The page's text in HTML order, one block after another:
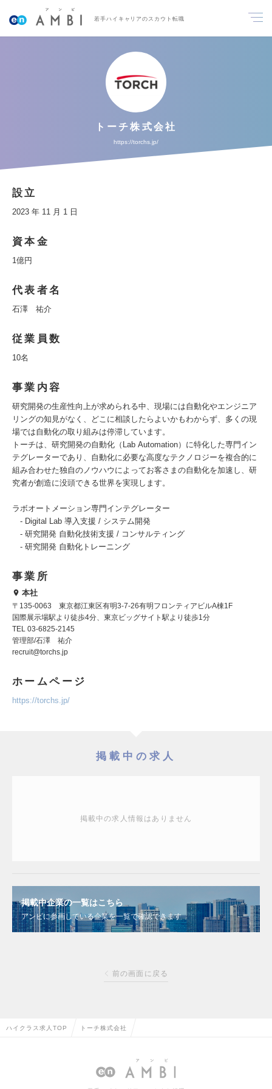
若手ハイキャリアのスカウト転職
トーチ株式会社
https://torchs.jp/
設立
2023 年 11 月 1 日
資本金
1億円
代表者名
石澤 祐介
従業員数
10名
事業内容
研究開発の生産性向上が求められる中、現場には自動化やエンジニア
リングの知見がなく、どこに相談したらよいかもわからず、多くの現
場では自動化の取り組みは停滞しています。
トーチは、研究開発の自動化（Lab Automation）に特化した専門イン
テグレーターであり、自動化に必要な高度なテクノロジーを複合的に
組み合わせた独自のノウハウによってお客さまの自動化を加速し、研
究者が創造に没頭できる世界を実現します。
ラボオートメーション専門インテグレーター
- Digital Lab 導入支援 / システム開発
- 研究開発 自動化技術支援 / コンサルティング
- 研究開発 自動化トレーニング
事業所
本社
〒135-0063 東京都江東区有明3-7-26有明フロンティアビルA棟1F
国際展示場駅より徒歩4分、東京ビッグサイト駅より徒歩1分
TEL 03-6825-2145
管理部/石澤 祐介
recruit@torchs.jp
ホームページ
https://torchs.jp/
掲載中の求人
掲載中の求人情報はありません
掲載中企業の一覧はこちら
アンビに参画している企業を一覧で確認できます
前の画面に戻る
ハイクラス求人TOP トーチ株式会社